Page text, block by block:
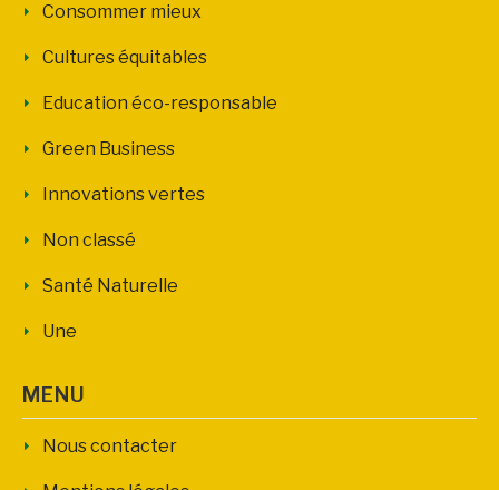
Consommer mieux
Cultures équitables
Education éco-responsable
Green Business
Innovations vertes
Non classé
Santé Naturelle
Une
MENU
Nous contacter